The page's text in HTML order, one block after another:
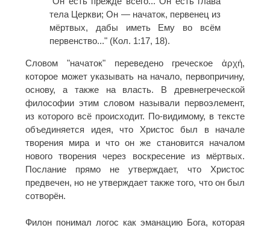
тела Церкви; Он — начаток, первенец из
мёртвых, дабы иметь Ему во всём
первенство..." (Кол. 1:17, 18).
Словом "начаток" переведено греческое ἀρχή,
которое может указывать на начало, первопричину,
основу, а также на власть. В древнегреческой
философии этим словом называли первоэлемент,
из которого всё происходит. По-видимому, в тексте
объединяется идея, что Христос был в начале
творения мира и что он же становится началом
нового творения через воскресение из мёртвых.
Послание прямо не утверждает, что Христос
предвечен, но не утверждает также того, что он был
сотворён.
Филон понимал логос как эманацию Бога, которая